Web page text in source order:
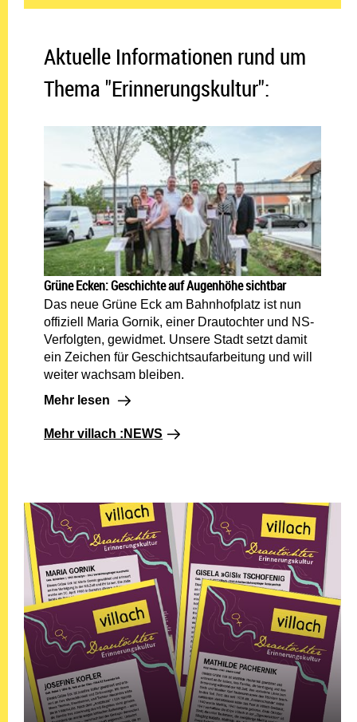
Aktuelle Informationen rund um
Thema "Erinnerungskultur":
Grüne Ecken: Geschichte auf Augenhöhe sichtbar
Das neue Grüne Eck am Bahnhofplatz ist nun
offiziell Maria Gornik, einer Drautochter und NS-
Verfolgten, gewidmet. Unsere Stadt setzt damit
ein Zeichen für Geschichtsaufarbeitung und will
weiter wachsam bleiben.
Mehr lesen: Grüne Ecken: Geschichte auf
Mehr lesen
Mehr villach :NEWS